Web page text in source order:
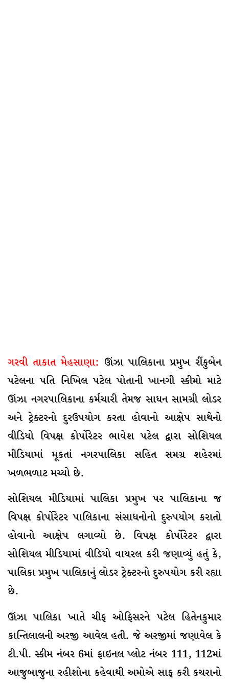
ગરવી તાકાત મેહસાણા: ઊંઝા પાલિકાના પ્રમુખ રીંકુબેન
પટેલના પતિ નિખિલ પટેલ પોતાની ખાનગી સ્કીમો માટે
ઊંઝા નગરપાલિકાના કર્મચારી તેમજ સાધન સામગ્રી લોડર
અને ટ્રેક્ટરનો દુરઉપયોગ કરતા હોવાનો આક્ષેપ સાથેનો
વીડિયો વિપક્ષ કોર્પોરેટર ભાવેશ પટેલ દ્વારા સોશિયલ
મીડિયામાં મૂકતાં નગરપાલિકા સહિત સમગ્ર શહેરમાં
ખળભળાટ મચ્યો છે.
સોશિયલ મીડિયામાં પાલિકા પ્રમુખ પર પાલિકાના જ
વિપક્ષ કોર્પોરેટર પાલિકાના સંસાધનોનો દુરુપયોગ કરાતો
હોવાનો આક્ષેપ લગાવ્યો છે. વિપક્ષ કોર્પોરેટર દ્વારા
સોશિયલ મીડિયામાં વીડિયો વાયરલ કરી જણાવ્યું હતું કે,
પાલિકા પ્રમુખ પાલિકાનું લોડર ટ્રેક્ટરનો દુરુપયોગ કરી રહ્યા
છે.
ઊંઝા પાલિકા ખાતે ચીફ ઓફિસરને પટેલ હિતેનકુમાર
કાન્તિલાલની અરજી આવેલ હતી. જે અરજીમાં જણાવેલ કે
ટી.પી. સ્કીમ નંબર 6માં ફાઇનલ પ્લોટ નંબર 111, 112માં
આજુબાજુના રહીશોના કહેવાથી અમોએ સાફ કરી કચરાનો